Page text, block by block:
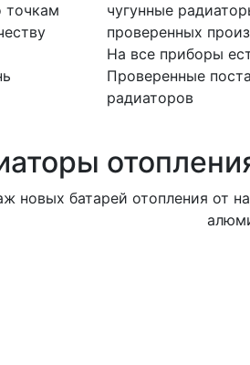
точкам
чугунные
проверенных
На все приборы
Проверенные
радиаторов
новых батарей отопления от